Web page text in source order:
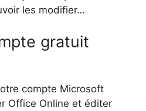
les modifier…
gratuit
compte Microsoft
Office Online et éditer